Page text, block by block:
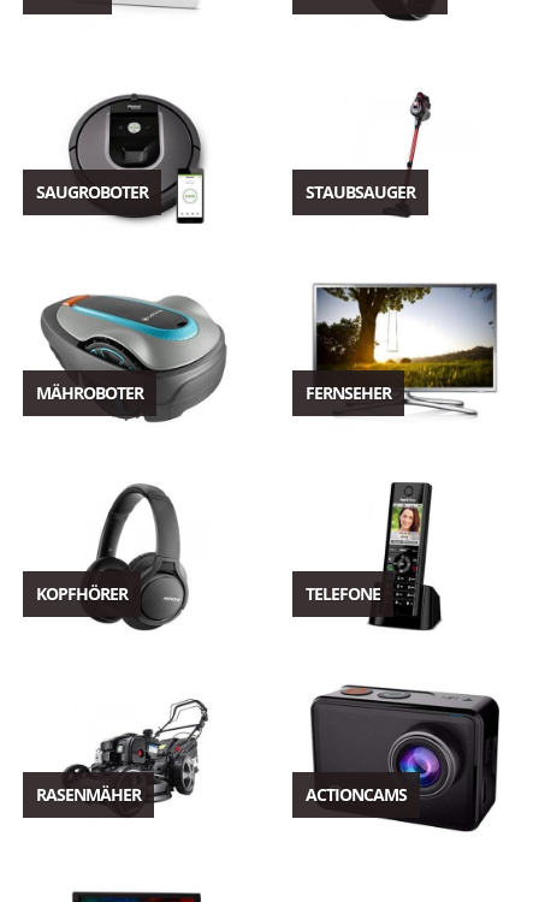
SAUGROBOTER STAUBSAUGER
MÄHROBOTER FERNSEHER
KOPFHÖRER TELEFONE
RASENMÄHER ACTIONCAMS